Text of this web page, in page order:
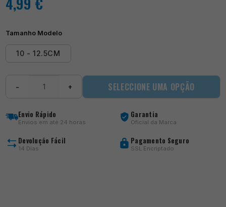
Tamanho Modelo
10 - 12.5CM
BOX
− + SELECCIONE UMA OPÇÃO
Envio Rápido
Envios em até 24 horas
Garantia
Oficial da Marca
Devolução Fácil
14 Dias
Pagamento Seguro
SSL Encriptado